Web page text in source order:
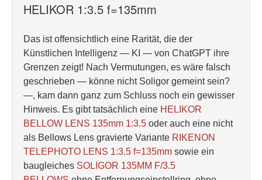
HELIKOR 1:3.5 f=135mm
Das ist offensichtlich eine Rarität, die der
Künstlichen Intelligenz — KI — von ChatGPT ihre
Grenzen zeigt! Nach Vermutungen, es wäre falsch
geschrieben — könne nicht Soligor gemeint sein?
—, kam dann ganz zum Schluss noch ein gewisser
Hinweis. Es gibt tatsächlich eine HELIKOR
BELLOW LENS 135mm 1:3.5 oder auch eine nicht
als Bellows Lens gravierte Variante RIKENON
TELEPHOTO LENS 1:3.5 f=135mm sowie ein
baugleiches SOLIGOR 135MM F/3.5